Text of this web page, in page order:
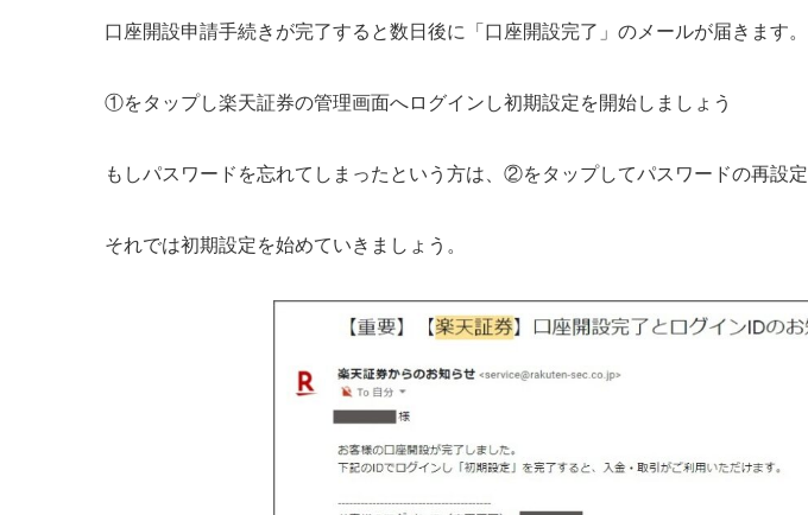
口座開設申請手続きが完了すると数日後に「口座開設完了」のメールが届きます。
①をタップし楽天証券の管理画面へログインし初期設定を開始しましょう
もしパスワードを忘れてしまったという方は、②をタップしてパスワードの再設定
それでは初期設定を始めていきましょう。